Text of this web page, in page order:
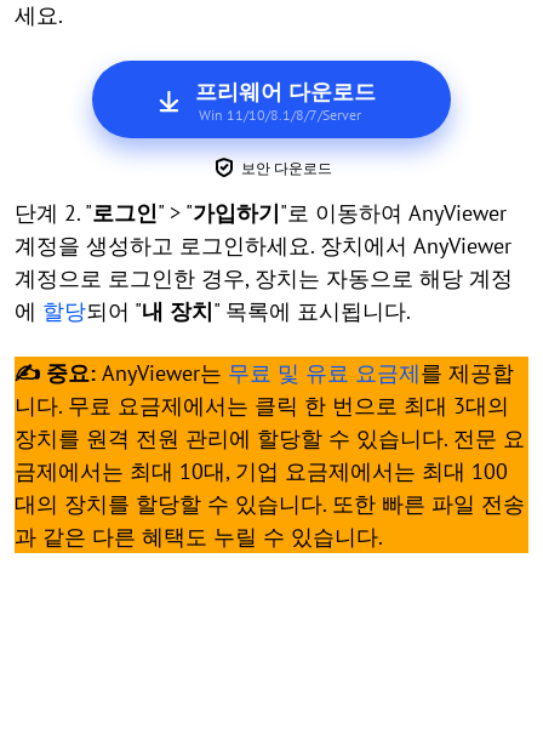
세요.
프리웨어 다운로드
Win 11/10/8.1/8/7/Server
보안 다운로드
단계 2. "로그인" > "가입하기"로 이동하여 AnyViewer
계정을 생성하고 로그인하세요. 장치에서 AnyViewer
계정으로 로그인한 경우, 장치는 자동으로 해당 계정
에 할당되어 "내 장치" 목록에 표시됩니다.
✍ 중요: AnyViewer는 무료 및 유료 요금제를 제공합
니다. 무료 요금제에서는 클릭 한 번으로 최대 3대의
장치를 원격 전원 관리에 할당할 수 있습니다. 전문 요
금제에서는 최대 10대, 기업 요금제에서는 최대 100
대의 장치를 할당할 수 있습니다. 또한 빠른 파일 전송
과 같은 다른 혜택도 누릴 수 있습니다.